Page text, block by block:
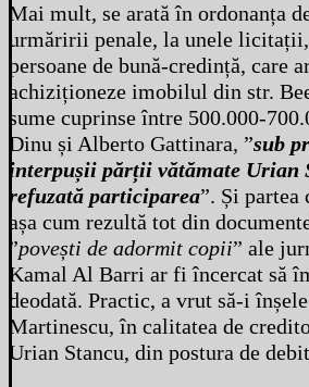
Mai mult, se arată în ordonanța
urmăririi penale, la unele
persoane de bună-credință, care
achiziționeze imobilul din str.
sume cuprinse între 500.000-
Dinu și Alberto Gattinara, ”sub
interpușii părții vătămate Urian
refuzată participarea”. Și partea
așa cum rezultă tot din
”povești de adormit copii” ale
Kamal Al Barri ar fi încercat să
deodată. Practic, a vrut să-i
Martinescu, în calitatea de
Urian Stancu, din postura de